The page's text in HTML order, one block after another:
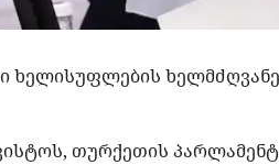
ხელისუფლების
თურქეთის